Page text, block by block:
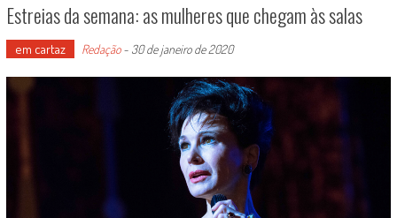
Estreias da semana: as mulheres que chegam às salas
em cartaz Redação- 30 de janeiro de 2020